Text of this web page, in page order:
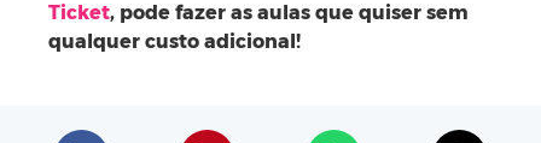
Ticket, pode fazer as aulas que quiser sem
qualquer custo adicional!